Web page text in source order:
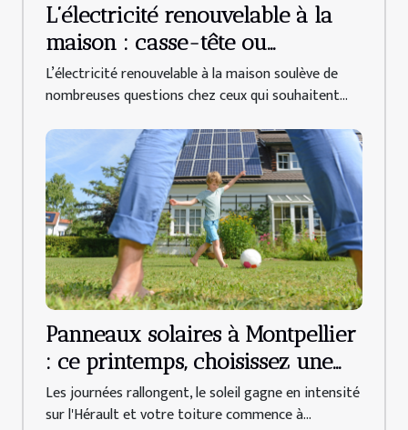
L’électricité renouvelable à la
maison : casse-tête ou
opportunité accessible ?
L’électricité renouvelable à la maison soulève de
nombreuses questions chez ceux qui souhaitent...
Panneaux solaires à Montpellier
: ce printemps, choisissez une
entreprise locale pour vous
lancer !
Les journées rallongent, le soleil gagne en intensité
sur l'Hérault et votre toiture commence à...